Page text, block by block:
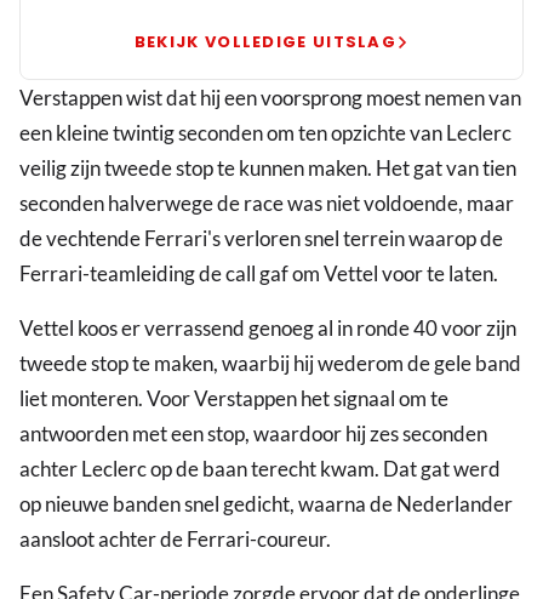
in
Spanje
BEKIJK VOLLEDIGE UITSLAG
Verstappen wist dat hij een voorsprong moest nemen van
een kleine twintig seconden om ten opzichte van Leclerc
veilig zijn tweede stop te kunnen maken. Het gat van tien
seconden halverwege de race was niet voldoende, maar
de vechtende Ferrari's verloren snel terrein waarop de
Ferrari-teamleiding de call gaf om Vettel voor te laten.
Vettel koos er verrassend genoeg al in ronde 40 voor zijn
tweede stop te maken, waarbij hij wederom de gele band
liet monteren. Voor Verstappen het signaal om te
antwoorden met een stop, waardoor hij zes seconden
achter Leclerc op de baan terecht kwam. Dat gat werd
op nieuwe banden snel gedicht, waarna de Nederlander
aansloot achter de Ferrari-coureur.
Een Safety Car-periode zorgde ervoor dat de onderlinge